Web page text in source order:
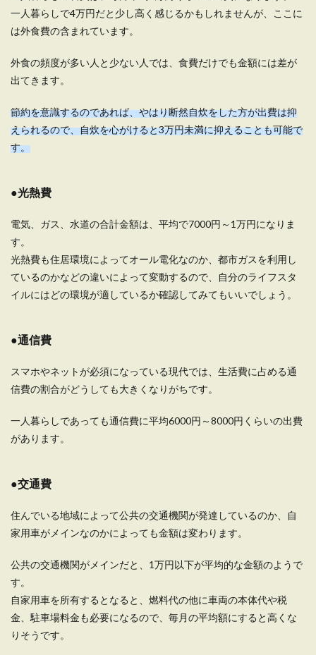
でしょう...
一人暮らしの外食派でも安い食費に出
一人暮らしをしている人達の中で、ご飯は外食に
するか自炊にするかの２通りがあると思います。
る？老後の費用について
くらい必要なのでしょうか？定年までの働き方に
よっ...
100均のミニ財布が生活費の節約になるってご存
知でしたか？ 家計簿を管理しても三日坊主、家計
一人暮らしで食費を節約したいという時には、い
ろいろな方法がありますが、忘れがちなのが飲み
1ヶ月に必要な生活費の目安。大学生に
必要な生活費の内訳
一人暮らしで4万円だと少し高く感じるかもしれませんが、ここに
は外食費の含まれています。
外食の頻度が多い人と少ない人では、食費だけでも金額には差が
出てきます。
節約を意識するのであれば、やはり断然自炊をした方が出費は抑
えられるので、自炊を心がけると3万円未満に抑えることも可能で
す。
●光熱費
電気、ガス、水道の合計金額は、平均で7000円～1万円になりま
す。
光熱費も住居環境によってオール電化なのか、都市ガスを利用し
ているのかなどの違いによって変動するので、自分のライフスタ
イルにはどの環境が適しているか確認してみてもいいでしょう。
●通信費
スマホやネットが必須になっている現代では、生活費に占める通
信費の割合がどうしても大きくなりがちです。
一人暮らしであっても通信費に平均6000円～8000円くらいの出費
があります。
●交通費
住んでいる地域によって公共の交通機関が発達しているのか、自
家用車がメインなのかによっても金額は変わります。
公共の交通機関がメインだと、1万円以下が平均的な金額のようで
す。
自家用車を所有するとなると、燃料代の他に車両の本体代や税
金、駐車場料金も必要になるので、毎月の平均額にすると高くな
りそうです。